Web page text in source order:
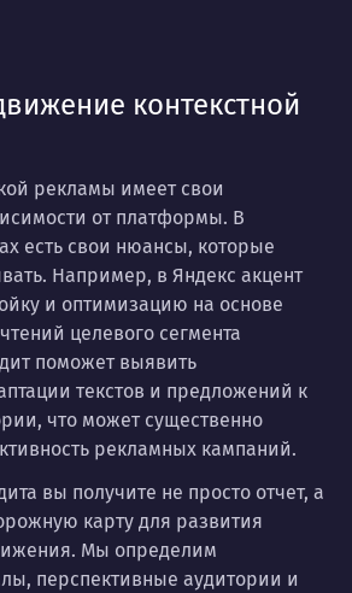
контекстной
рекламы имеет свои
от платформы. В
есть свои нюансы, которые
Например, в Яндекс акцент
и оптимизацию на основе
целевого сегмента
поможет выявить
текстов и предложений к
что может существенно
рекламных кампаний.
вы получите не просто отчет, а
карту для развития
Мы определим
перспективные аудитории и